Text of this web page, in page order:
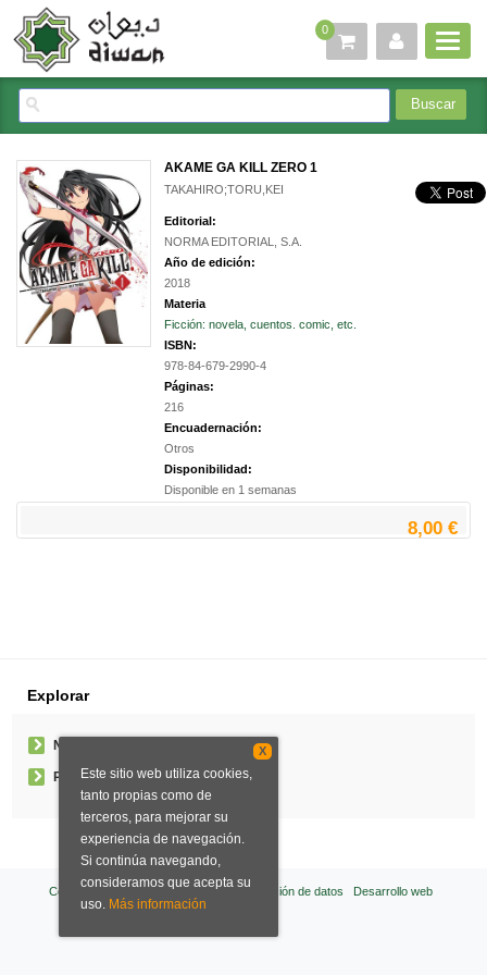
0
AKAME GA KILL ZERO 1
TAKAHIRO;TORU,KEI
Editorial:
NORMA EDITORIAL, S.A.
Año de edición:
2018
Materia
Ficción: novela, cuentos. comic, etc.
ISBN:
978-84-679-2990-4
Páginas:
216
Encuadernación:
Otros
Disponibilidad:
Disponible en 1 semanas
8,00 €
Explorar
Noticias
Pedidos especiales
Condiciones de venta Aviso legal Protección de datos Desarrollo web
X
Este sitio web utiliza cookies,
tanto propias como de
terceros, para mejorar su
experiencia de navegación.
Si continúa navegando,
consideramos que acepta su
uso. Más información